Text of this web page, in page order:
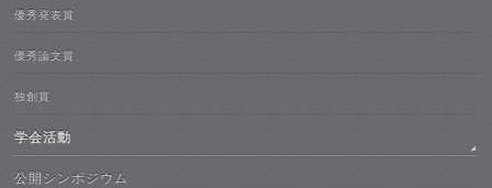
優秀発表賞
優秀論文賞
独創賞
学会活動
公開シンポジウム